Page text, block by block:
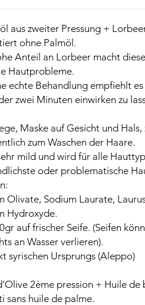
aus zweiter Pressung +
ohne Palmöl.
Anteil an Lorbeer macht
Hautprobleme.
echte Behandlung empfiehlt
zwei Minuten einwirken zu
Maske auf Gesicht und
zum Waschen der Haare.
mild und wird für alle
oder problematische
Olivate, Sodium Laurate,
Hydroxyde.
auf frischer Seife. (Seifen
an Wasser verlieren).
syrischen Ursprungs (Aleppo)
2ème pression + Huile de
sans huile de palme.